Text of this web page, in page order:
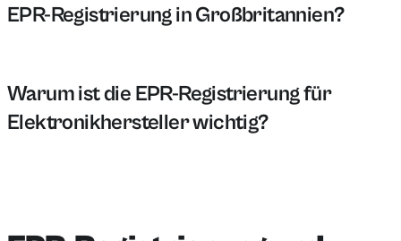
EPR-Registrierung in Großbritannien?
Warum ist die EPR-Registrierung für
Elektronikhersteller wichtig?